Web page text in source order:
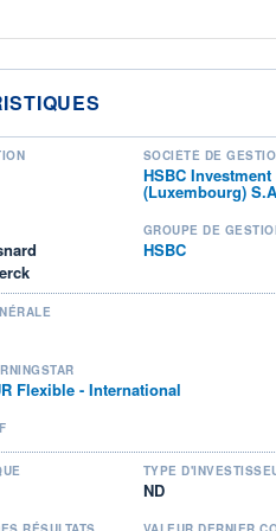
SOCIÉTÉ DE
HSBC
(Luxembourg)
GROUPE DE
HSBC
Flexible - International
TYPE
ND